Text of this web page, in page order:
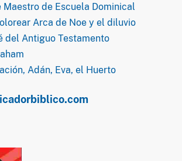
Maestro de Escuela Dominical
Arca de Noe y el diluvio
del Antiguo Testamento
Adán, Eva, el Huerto